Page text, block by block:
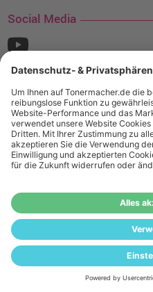
Social Media
¹ Nur gültig für den Versand innerhalb
von mindestens 35€ (inkl. Mwst.) an
Versand für Sie kostenfrei.
Das
nicht an Wiederverkäufer.
registrieren Sie sich